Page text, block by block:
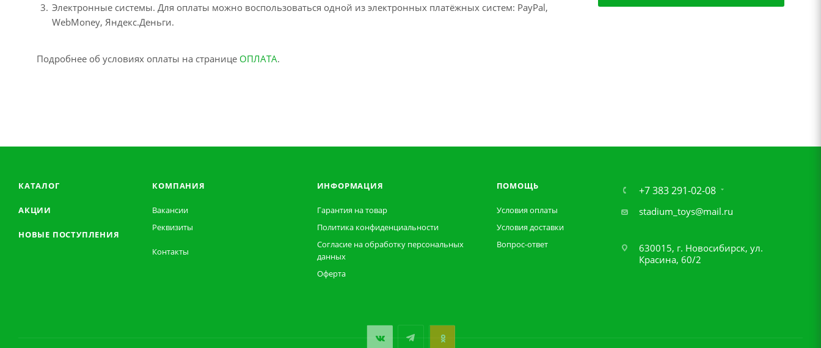
Электронные системы. Для оплаты можно воспользоваться одной из электронных платёжных систем: PayPal,
WebMoney, Яндекс.Деньги.
Подробнее об условиях оплаты на странице ОПЛАТА.
КАТАЛОГ
АКЦИИ
НОВЫЕ ПОСТУПЛЕНИЯ
КОМПАНИЯ
Вакансии
Реквизиты
Контакты
ИНФОРМАЦИЯ
Гарантия на товар
Политика конфиденциальности
Согласие на обработку персональных
данных
Оферта
ПОМОЩЬ
Условия оплаты
Условия доставки
Вопрос-ответ
+7 383 291-02-08
stadium_toys@mail.ru
630015, г. Новосибирск, ул.
Красина, 60/2